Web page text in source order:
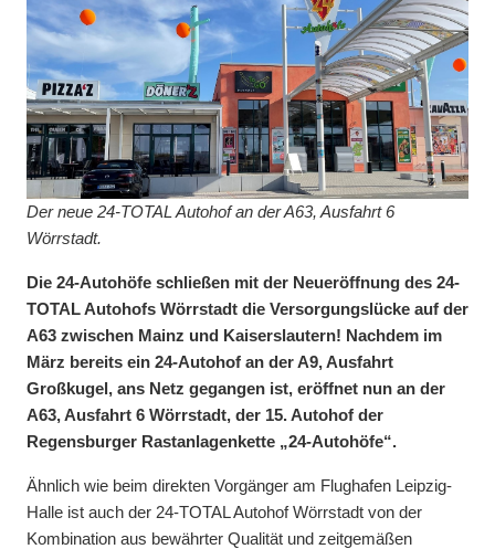
Der neue 24-TOTAL Autohof an der A63, Ausfahrt 6
Wörrstadt.
Die 24-Autohöfe schließen mit der Neueröffnung des 24-
TOTAL Autohofs Wörrstadt die Versorgungslücke auf der
A63 zwischen Mainz und Kaiserslautern! Nachdem im
März bereits ein 24-Autohof an der A9, Ausfahrt
Großkugel, ans Netz gegangen ist, eröffnet nun an der
A63, Ausfahrt 6 Wörrstadt, der 15. Autohof der
Regensburger Rastanlagenkette „24-Autohöfe“.
Ähnlich wie beim direkten Vorgänger am Flughafen Leipzig-
Halle ist auch der 24-TOTAL Autohof Wörrstadt von der
Kombination aus bewährter Qualität und zeitgemäßen